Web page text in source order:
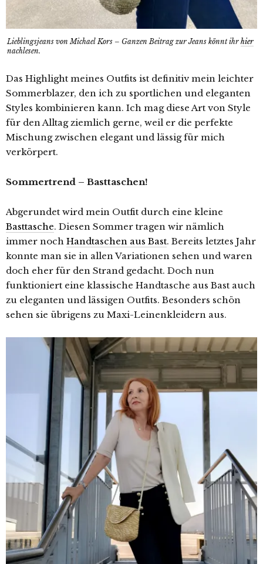
Lieblingsjeans von Michael Kors – Ganzen Beitrag zur Jeans könnt ihr hier
nachlesen.
Das Highlight meines Outfits ist definitiv mein leichter
Sommerblazer, den ich zu sportlichen und eleganten
Styles kombinieren kann. Ich mag diese Art von Style
für den Alltag ziemlich gerne, weil er die perfekte
Mischung zwischen elegant und lässig für mich
verkörpert.
Sommertrend – Basttaschen!
Abgerundet wird mein Outfit durch eine kleine
Basttasche. Diesen Sommer tragen wir nämlich
immer noch Handtaschen aus Bast. Bereits letztes Jahr
konnte man sie in allen Variationen sehen und waren
doch eher für den Strand gedacht. Doch nun
funktioniert eine klassische Handtasche aus Bast auch
zu eleganten und lässigen Outfits. Besonders schön
sehen sie übrigens zu Maxi-Leinenkleidern aus.